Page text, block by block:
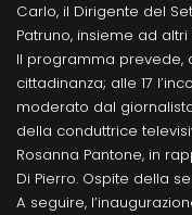
Carlo, il Dirigente del
Patruno, insieme ad
Il programma prevede,
cittadinanza; alle 17
moderato dal
della conduttrice
Rosanna Pantone, in
Di Pierro. Ospite della
A seguire,